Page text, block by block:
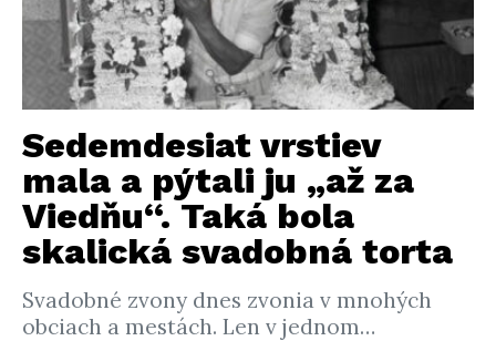
Sedemdesiat vrstiev
mala a pýtali ju „až za
Viedňu“. Taká bola
skalická svadobná torta
Svadobné zvony dnes zvonia v mnohých
obciach a mestách. Len v jednom…